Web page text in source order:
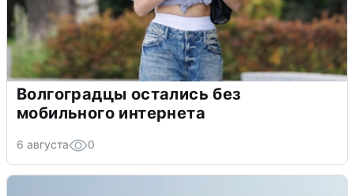
Волгоградцы остались без
мобильного интернета
6 августа 0